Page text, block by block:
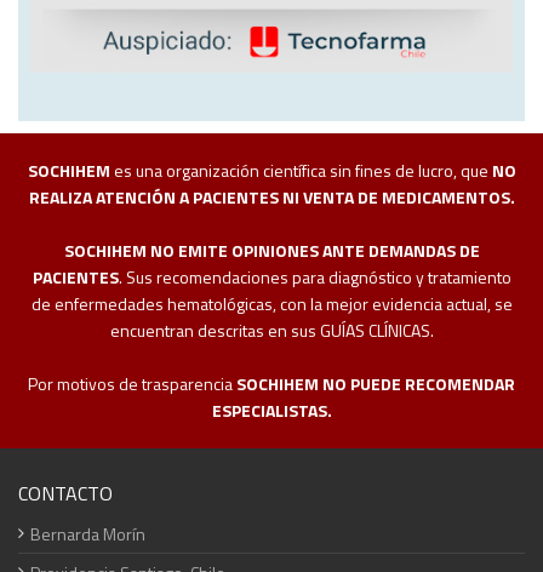
SOCHIHEMes una organización científica sin fines de lucro, que NO
REALIZA ATENCIÓN A PACIENTES NI VENTA DE MEDICAMENTOS.
SOCHIHEM NO EMITE OPINIONES ANTE DEMANDAS DE
PACIENTES. Sus recomendaciones para diagnóstico y tratamiento
de enfermedades hematológicas, con la mejor evidencia actual, se
encuentran descritas en sus GUÍAS CLÍNICAS.
Por motivos de trasparenciaSOCHIHEM NO PUEDE RECOMENDAR
ESPECIALISTAS.
CONTACTO
Bernarda Morín